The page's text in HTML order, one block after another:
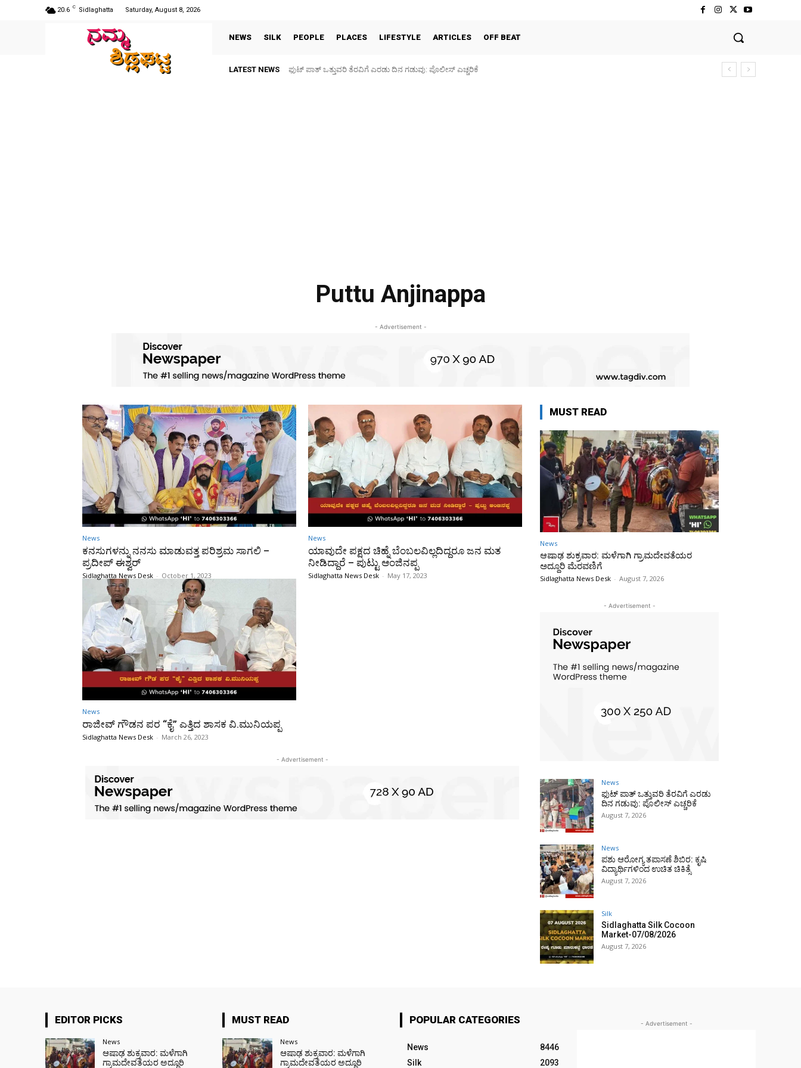
20.6 C Sidlaghatta Saturday, August 8, 2026
NEWS SILK PEOPLE PLACES LIFESTYLE ARTICLES OFF BEAT
LATEST NEWS ಫುಟ್‌ ಪಾತ್ ಒತ್ತುವರಿ ತೆರವಿಗೆ ಎರಡು ದಿನ ಗಡುವು: ಪೊಲೀಸ್ ಎಚ್ಚರಿಕೆ
Puttu Anjinappa
- Advertisement -
News
ಕನಸುಗಳನ್ನು ನನಸು ಮಾಡುವತ್ತ ಪರಿಶ್ರಮ ಸಾಗಲಿ –
ಪ್ರದೀಪ್‌ ಈಶ್ವರ್
Sidlaghatta News Desk - October 1, 2023
News
ಯಾವುದೇ ಪಕ್ಷದ ಚಿಹ್ನೆ ಬೆಂಬಲವಿಲ್ಲದಿದ್ದರೂ ಜನ ಮತ
ನೀಡಿದ್ದಾರೆ – ಪುಟ್ಟು ಆಂಜಿನಪ್ಪ
Sidlaghatta News Desk - May 17, 2023
News
ರಾಜೀವ್ ಗೌಡನ ಪರ “ಕೈ” ಎತ್ತಿದ ಶಾಸಕ ವಿ.ಮುನಿಯಪ್ಪ
Sidlaghatta News Desk - March 26, 2023
- Advertisement -
MUST READ
News
ಆಷಾಢ ಶುಕ್ರವಾರ: ಮಳೆಗಾಗಿ ಗ್ರಾಮದೇವತೆಯರ
ಅದ್ದೂರಿ ಮೆರವಣಿಗೆ
Sidlaghatta News Desk - August 7, 2026
- Advertisement -
News
ಫುಟ್‌ ಪಾತ್ ಒತ್ತುವರಿ ತೆರವಿಗೆ ಎರಡು
ದಿನ ಗಡುವು: ಪೊಲೀಸ್ ಎಚ್ಚರಿಕೆ
August 7, 2026
News
ಪಶು ಆರೋಗ್ಯ ತಪಾಸಣೆ ಶಿಬಿರ: ಕೃಷಿ
ವಿದ್ಯಾರ್ಥಿಗಳಿಂದ ಉಚಿತ ಚಿಕಿತ್ಸೆ
August 7, 2026
Silk
Sidlaghatta Silk Cocoon
Market-07/08/2026
August 7, 2026
EDITOR PICKS
News
ಆಷಾಢ ಶುಕ್ರವಾರ: ಮಳೆಗಾಗಿ
ಗ್ರಾಮದೇವತೆಯರ ಅದ್ದೂರಿ
MUST READ
News
ಆಷಾಢ ಶುಕ್ರವಾರ: ಮಳೆಗಾಗಿ
ಗ್ರಾಮದೇವತೆಯರ ಅದ್ದೂರಿ
POPULAR CATEGORIES
News
8446
Silk
2093
- Advertisement -